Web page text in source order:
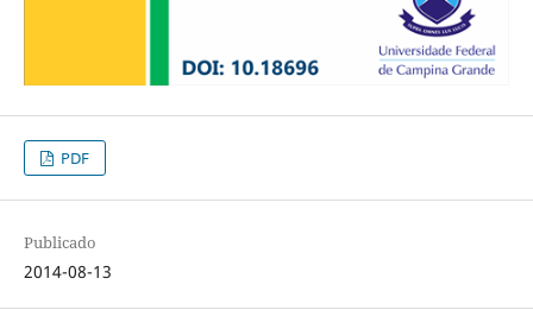
PDF
Publicado
2014-08-13